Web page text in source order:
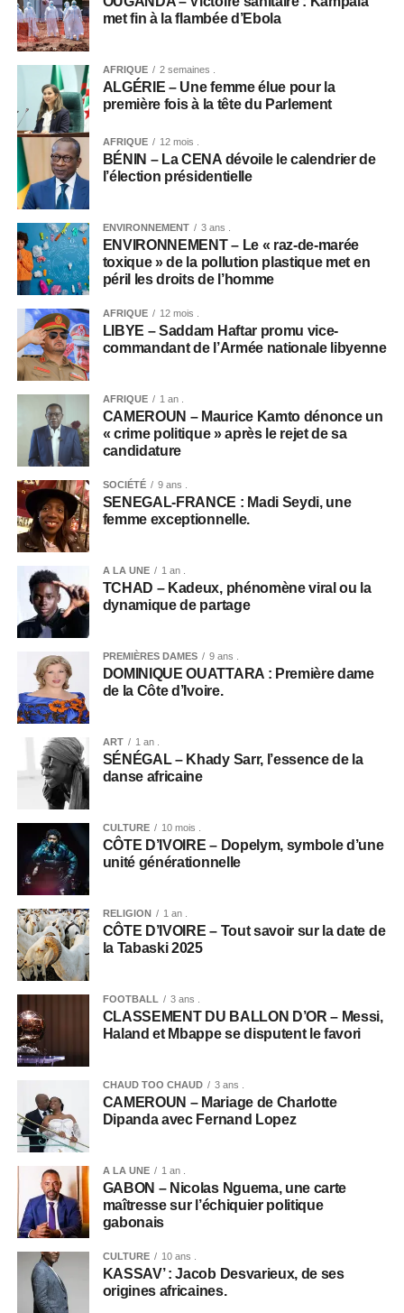
met fin à la flambée d’Ebola
AFRIQUE 2 semaines .
ALGÉRIE – Une femme élue pour la
première fois à la tête du Parlement
AFRIQUE 12 mois .
BÉNIN – La CENA dévoile le calendrier de
l’élection présidentielle
ENVIRONNEMENT 3 ans .
ENVIRONNEMENT – Le « raz-de-marée
toxique » de la pollution plastique met en
péril les droits de l’homme
AFRIQUE 12 mois .
LIBYE – Saddam Haftar promu vice-
commandant de l’Armée nationale libyenne
AFRIQUE 1 an .
CAMEROUN – Maurice Kamto dénonce un
« crime politique » après le rejet de sa
candidature
SOCIÉTÉ 9 ans .
SENEGAL-FRANCE : Madi Seydi, une
femme exceptionnelle.
A LA UNE 1 an .
TCHAD – Kadeux, phénomène viral ou la
dynamique de partage
PREMIÈRES DAMES 9 ans .
DOMINIQUE OUATTARA : Première dame
de la Côte d’Ivoire.
ART 1 an .
SÉNÉGAL – Khady Sarr, l’essence de la
danse africaine
CULTURE 10 mois .
CÔTE D’IVOIRE – Dopelym, symbole d’une
unité générationnelle
RELIGION 1 an .
CÔTE D’IVOIRE – Tout savoir sur la date de
la Tabaski 2025
FOOTBALL 3 ans .
CLASSEMENT DU BALLON D’OR – Messi,
Haland et Mbappe se disputent le favori
CHAUD TOO CHAUD 3 ans .
CAMEROUN – Mariage de Charlotte
Dipanda avec Fernand Lopez
A LA UNE 1 an .
GABON – Nicolas Nguema, une carte
maîtresse sur l’échiquier politique
gabonais
CULTURE 10 ans .
KASSAV’ : Jacob Desvarieux, de ses
origines africaines.